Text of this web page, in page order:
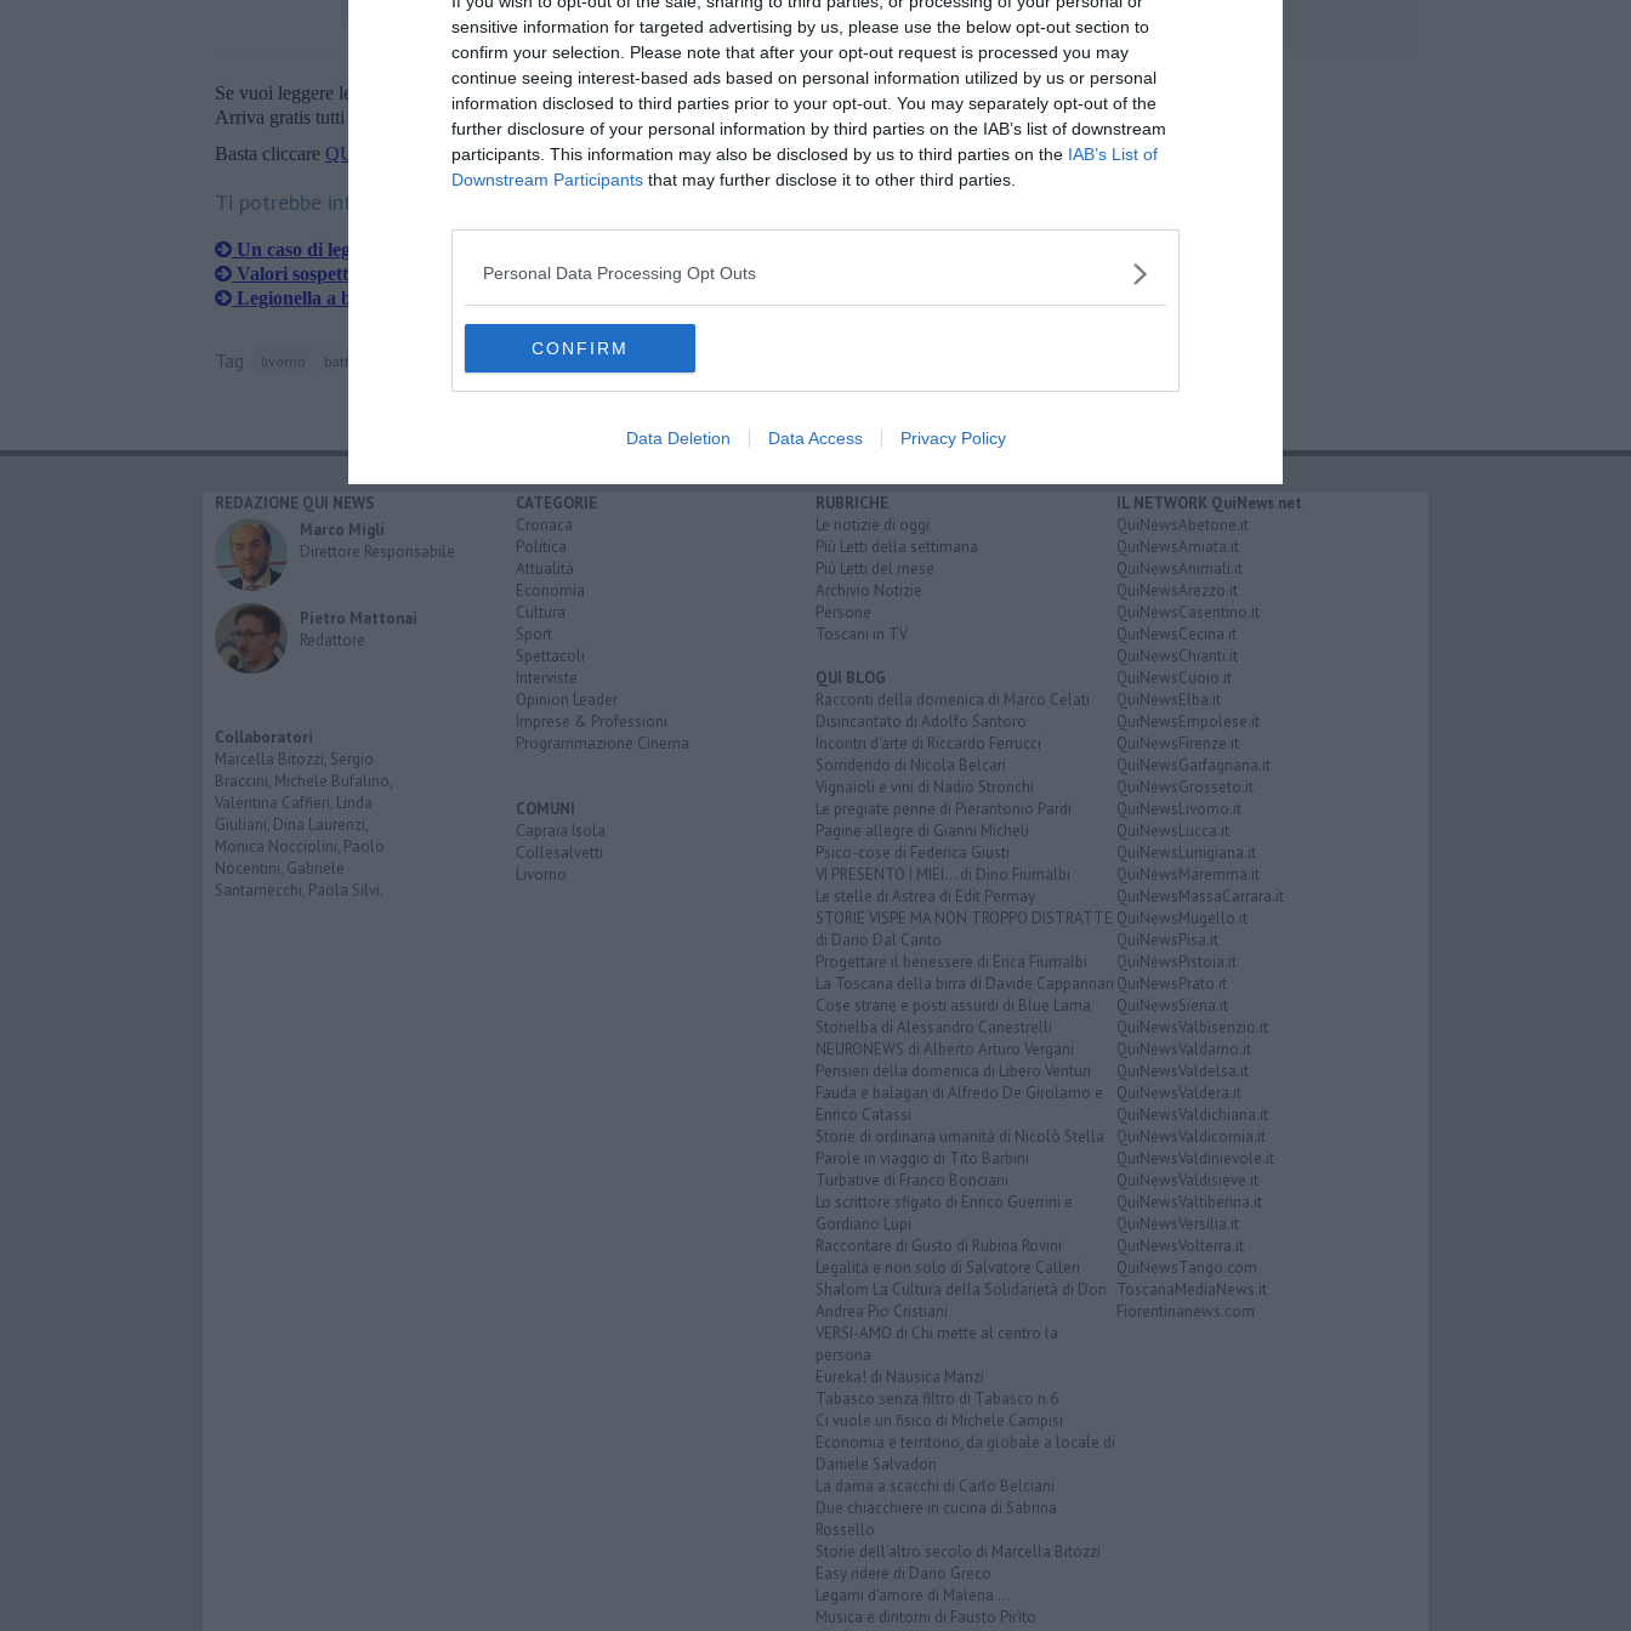
sensitive information for targeted advertising by us, please use the below opt-out section to
confirm your selection. Please note that after your opt-out request is processed you may
continue seeing interest-based ads based on personal information utilized by us or personal
information disclosed to third parties prior to your opt-out. You may separately opt-out of the
further disclosure of your personal information by third parties on the IAB’s list of downstream
participants. This information may also be disclosed by us to third parties on the IAB’s List of
Downstream Participants that may further disclose it to other third parties.
Personal Data Processing Opt Outs
CONFIRM
Data Deletion Data Access Privacy Policy
Se vuoi leggere le notizie principali della Toscana iscriviti alla
Newsletter QUInews - ToscanaMedia.
Arriva gratis tutti i giorni alle 20:00 direttamente nella tua casella di posta.
Basta cliccare QUI
Ti potrebbe interessare anche:
Un caso di legionella in Rsa
Valori sospetti di legionella, traghetto fermo
Legionella a bordo, ancora grave il marittimo
Tag livorno batteri dipartimento di prevenzione
REDAZIONE QUI NEWS
Marco Migli
Direttore Responsabile
Pietro Mattonai
Redattore
Collaboratori
Marcella Bitozzi, Sergio
Braccini, Michele Bufalino,
Valentina Caffieri, Linda
Giuliani, Dina Laurenzi,
Monica Nocciolini, Paolo
Nocentini, Gabriele
Santarnecchi, Paola Silvi.
CATEGORIE
Cronaca
Politica
Attualità
Economia
Cultura
Sport
Spettacoli
Interviste
Opinion Leader
Imprese & Professioni
Programmazione Cinema
COMUNI
Capraia Isola
Collesalvetti
Livorno
RUBRICHE
Le notizie di oggi
Più Letti della settimana
Più Letti del mese
Archivio Notizie
Persone
Toscani in TV
QUI BLOG
Racconti della domenica di Marco Celati
Disincantato di Adolfo Santoro
Incontri d'arte di Riccardo Ferrucci
Sorridendo di Nicola Belcari
Vignaioli e vini di Nadio Stronchi
Le pregiate penne di Pierantonio Pardi
Pagine allegre di Gianni Micheli
Psico-cose di Federica Giusti
VI PRESENTO I MIEI... di Dino Fiumalbi
Le stelle di Astrea di Edit Permay
STORIE VISPE MA NON TROPPO DISTRATTE
di Dario Dal Canto
Progettare il benessere di Erica Fiumalbi
La Toscana della birra di Davide Cappannari
Cose strane e posti assurdi di Blue Lama
Storielba di Alessandro Canestrelli
NEURONEWS di Alberto Arturo Vergani
Pensieri della domenica di Libero Venturi
Fauda e balagan di Alfredo De Girolamo e
Enrico Catassi
Storie di ordinaria umanità di Nicolò Stella
Parole in viaggio di Tito Barbini
Turbative di Franco Bonciani
Lo scrittore sfigato di Enrico Guerrini e
Gordiano Lupi
Raccontare di Gusto di Rubina Rovini
Legalità e non solo di Salvatore Calleri
Shalom La Cultura della Solidarietà di Don
Andrea Pio Cristiani
VERSI-AMO di Chi mette al centro la
persona
Eureka! di Nausica Manzi
Tabasco senza filtro di Tabasco n.6
Ci vuole un fisico di Michele Campisi
Economia e territorio, da globale a locale di
Daniele Salvadori
La dama a scacchi di Carlo Belciani
Due chiacchiere in cucina di Sabrina
Rossello
Storie dell'altro secolo di Marcella Bitozzi
Easy ridere di Dario Greco
Legami d'amore di Malena ...
Musica e dintorni di Fausto Pirìto
IL NETWORK QuiNews.net
QuiNewsAbetone.it
QuiNewsAmiata.it
QuiNewsAnimali.it
QuiNewsArezzo.it
QuiNewsCasentino.it
QuiNewsCecina.it
QuiNewsChianti.it
QuiNewsCuoio.it
QuiNewsElba.it
QuiNewsEmpolese.it
QuiNewsFirenze.it
QuiNewsGarfagnana.it
QuiNewsGrosseto.it
QuiNewsLivorno.it
QuiNewsLucca.it
QuiNewsLunigiana.it
QuiNewsMaremma.it
QuiNewsMassaCarrara.it
QuiNewsMugello.it
QuiNewsPisa.it
QuiNewsPistoia.it
QuiNewsPrato.it
QuiNewsSiena.it
QuiNewsValbisenzio.it
QuiNewsValdarno.it
QuiNewsValdelsa.it
QuiNewsValdera.it
QuiNewsValdichiana.it
QuiNewsValdicornia.it
QuiNewsValdinievole.it
QuiNewsValdisieve.it
QuiNewsValtiberina.it
QuiNewsVersilia.it
QuiNewsVolterra.it
QuiNewsTango.com
ToscanaMediaNews.it
Fiorentinanews.com